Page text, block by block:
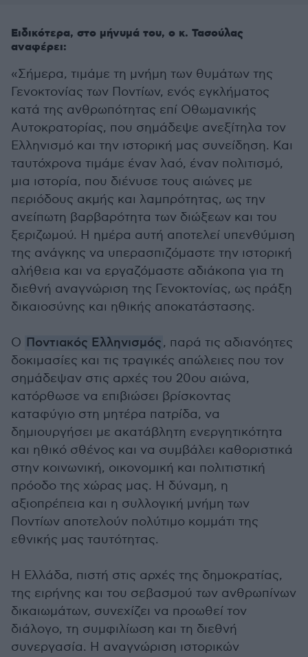
Ειδικότερα, στο μήνυμά του, ο κ. Τασούλας
αναφέρει:
«Σήμερα, τιμάμε τη μνήμη των θυμάτων της
Γενοκτονίας των Ποντίων, ενός εγκλήματος
κατά της ανθρωπότητας επί Οθωμανικής
Αυτοκρατορίας, που σημάδεψε ανεξίτηλα τον
Ελληνισμό και την ιστορική μας συνείδηση. Και
ταυτόχρονα τιμάμε έναν λαό, έναν πολιτισμό,
μια ιστορία, που διένυσε τους αιώνες με
περιόδους ακμής και λαμπρότητας, ως την
ανείπωτη βαρβαρότητα των διώξεων και του
ξεριζωμού. Η ημέρα αυτή αποτελεί υπενθύμιση
της ανάγκης να υπερασπιζόμαστε την ιστορική
αλήθεια και να εργαζόμαστε αδιάκοπα για τη
διεθνή αναγνώριση της Γενοκτονίας, ως πράξη
δικαιοσύνης και ηθικής αποκατάστασης.
Ο Ποντιακός Ελληνισμός, παρά τις αδιανόητες
δοκιμασίες και τις τραγικές απώλειες που τον
σημάδεψαν στις αρχές του 20ου αιώνα,
κατόρθωσε να επιβιώσει βρίσκοντας
καταφύγιο στη μητέρα πατρίδα, να
δημιουργήσει με ακατάβλητη ενεργητικότητα
και ηθικό σθένος και να συμβάλει καθοριστικά
στην κοινωνική, οικονομική και πολιτιστική
πρόοδο της χώρας μας. Η δύναμη, η
αξιοπρέπεια και η συλλογική μνήμη των
Ποντίων αποτελούν πολύτιμο κομμάτι της
εθνικής μας ταυτότητας.
Η Ελλάδα, πιστή στις αρχές της δημοκρατίας,
της ειρήνης και του σεβασμού των ανθρωπίνων
δικαιωμάτων, συνεχίζει να προωθεί τον
διάλογο, τη συμφιλίωση και τη διεθνή
συνεργασία. Η αναγνώριση ιστορικών